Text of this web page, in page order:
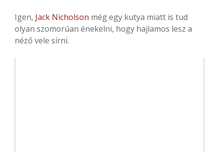
Igen, Jack Nicholson még egy kutya miatt is tud
olyan szomorúan énekelni, hogy hajlamos lesz a
néző vele sírni.